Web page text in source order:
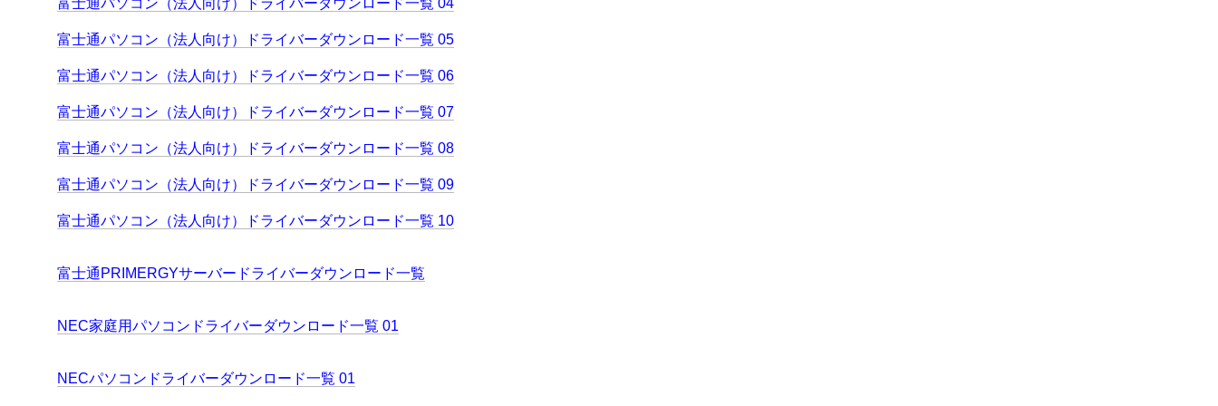
富士通パソコン（法人向け）ドライバーダウンロード一覧 04
富士通パソコン（法人向け）ドライバーダウンロード一覧 05
富士通パソコン（法人向け）ドライバーダウンロード一覧 06
富士通パソコン（法人向け）ドライバーダウンロード一覧 07
富士通パソコン（法人向け）ドライバーダウンロード一覧 08
富士通パソコン（法人向け）ドライバーダウンロード一覧 09
富士通パソコン（法人向け）ドライバーダウンロード一覧 10
富士通PRIMERGYサーバードライバーダウンロード一覧
NEC家庭用パソコンドライバーダウンロード一覧 01
NECパソコンドライバーダウンロード一覧 01